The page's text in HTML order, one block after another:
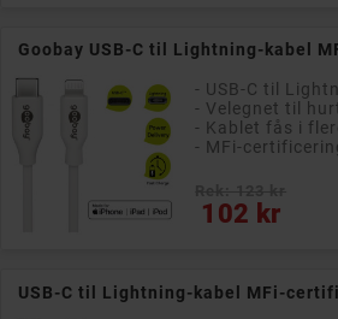
Goobay USB-C til Lightning-kabel
- USB-C til
- Velegnet til
- Kablet fås i
- MFi-
102 kr
Pris
USB-C til Lightning-kabel MFi-